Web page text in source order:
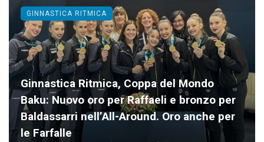
Ginnastica Ritmica, Coppa del Mondo
Baku: Nuovo oro per Raffaeli e bronzo per
Baldassarri nell’All-Around. Oro anche per
le Farfalle
GINNASTICA RITMICA